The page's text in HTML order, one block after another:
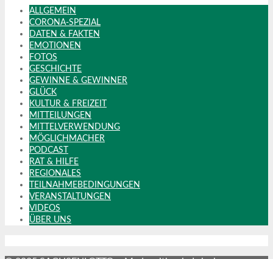
ALLGEMEIN
CORONA-SPEZIAL
DATEN & FAKTEN
EMOTIONEN
FOTOS
GESCHICHTE
GEWINNE & GEWINNER
GLÜCK
KULTUR & FREIZEIT
MITTEILUNGEN
MITTELVERWENDUNG
MÖGLICHMACHER
PODCAST
RAT & HILFE
REGIONALES
TEILNAHMEBEDINGUNGEN
VERANSTALTUNGEN
VIDEOS
ÜBER UNS